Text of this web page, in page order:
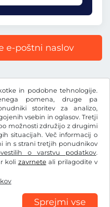
in podobne tehnologije.
pomena, druge pa
storitev za analizo,
vsebin in oglasov. Tretji
možnosti združijo z drugimi
situacijah. Več informacij o
in s strani tretjih ponudnikov
o varstvu podatkov.
koli zavrneteali prilagodite v
Sprejmi vse
e-poštni naslov
pravica
piškotkov Kolofon